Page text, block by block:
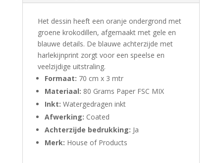
Het dessin heeft een oranje ondergrond met
groene krokodillen, afgemaakt met gele en
blauwe details. De blauwe achterzijde met
harlekijnprint zorgt voor een speelse en
veelzijdige uitstraling.
Formaat: 70 cm x 3 mtr
Materiaal: 80 Grams Paper FSC MIX
Inkt: Watergedragen inkt
Afwerking: Coated
Achterzijde bedrukking: Ja
Merk: House of Products